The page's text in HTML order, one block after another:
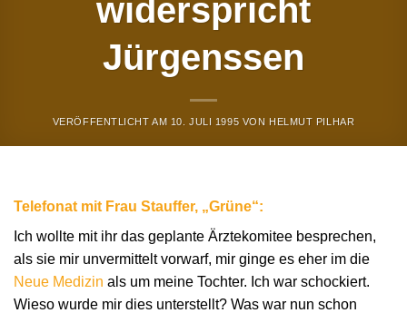
widerspricht
Jürgenssen
VERÖFFENTLICHT AM 10. JULI 1995 VON HELMUT PILHAR
Telefonat mit Frau Stauffer, „Grüne“:
Ich wollte mit ihr das geplante Ärztekomitee besprechen,
als sie mir unvermittelt vorwarf, mir ginge es eher im die
Neue Medizin als um meine Tochter. Ich war schockiert.
Wieso wurde mir dies unterstellt? Was war nun schon